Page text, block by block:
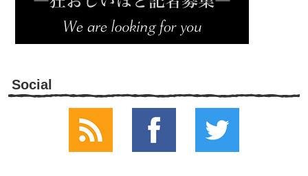
Social